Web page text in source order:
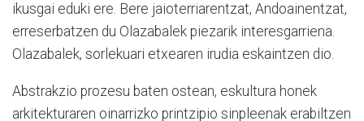
ikusgai eduki ere. Bere jaioterriarentzat, Andoainentzat,
erreserbatzen du Olazabalek piezarik interesgarriena.
Olazabalek, sorlekuari etxearen irudia eskaintzen dio.
Abstrakzio prozesu baten ostean, eskultura honek
arkitekturaren oinarrizko printzipio sinpleenak erabiltzen